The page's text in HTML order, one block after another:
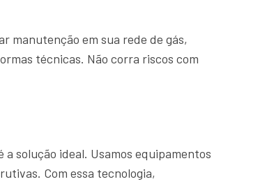
manutenção em sua rede de gás,
técnicas. Não corra riscos com
solução ideal. Usamos equipamentos
Com essa tecnologia,